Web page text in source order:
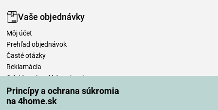
Princípy a ochrana súkromia
na 4home.sk
Vaše objednávky
Môj účet
Prehľad objednávok
Časté otázky
Reklamácia
Odstúpenie od kúpnej zmluvy
Pravidlá spracovania recenzií